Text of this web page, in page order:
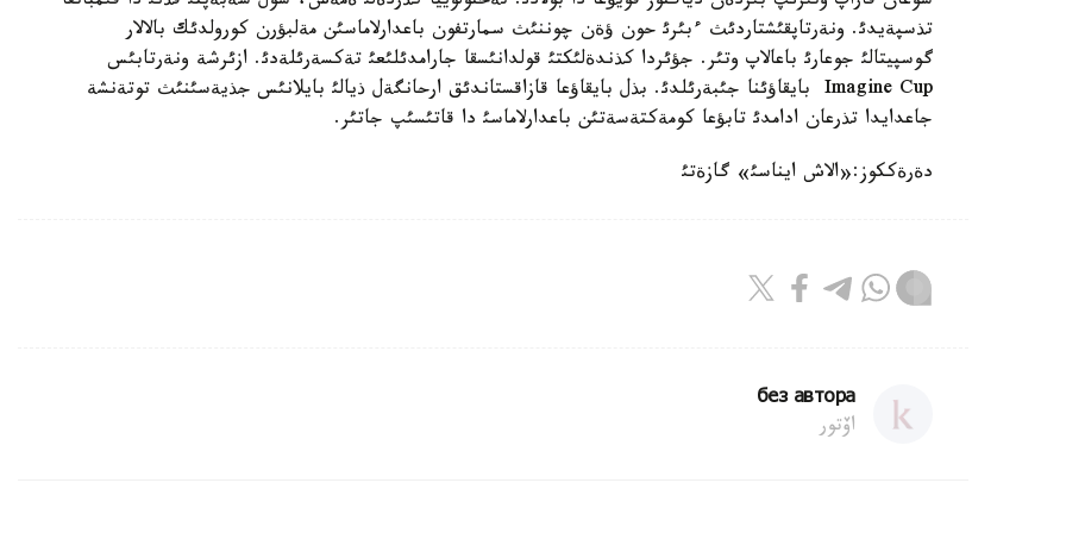
تذسپةيدئ. ونةرتاپقئشتاردئث ءبئرئ حون ؤةن چوننئث سمارتفون باعدارلاماسئن مةلبؤرن كورولدئك بالالار
گوسپيتالئ جوعارئ باعالاپ وتئر. جؤئردا كذندةلئكتئ قولدانئسقا جارامدئلئعئ تةكسةرئلةدئ. ازئرشة ونةرتابئس
Imagine Cup بايقاؤئنا جئبةرئلدئ. بذل بايقاؤعا قازاقستاندئق ارحانگةل ذيالئ بايلانئس جذيةسئنئث توتةنشة
جاعدايدا تذرعان ادامدئ تابؤعا كومةكتةسةتئن باعدارلاماسئ دا قاتئسئپ جاتئر.
دةرةككوز:«الاش ايناسئ» گازةتئ
без автора
اۆتور